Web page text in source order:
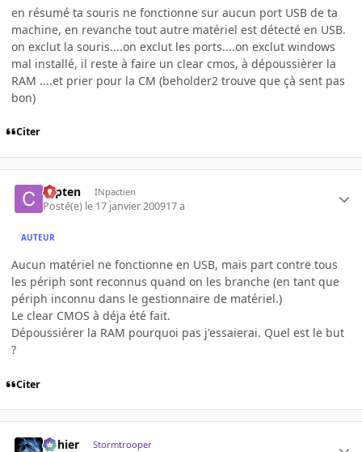
en résumé ta souris ne fonctionne sur aucun port USB de ta
machine, en revanche tout autre matériel est détecté en USB.
on exclut la souris....on exclut les ports....on exclut windows
mal installé, il reste à faire un clear cmos, à dépoussièrer la
RAM ....et prier pour la CM (beholder2 trouve que çà sent pas
bon)
Citer
capten INpactien
Posté(e) le 17 janvier 200917 a
AUTEUR
Aucun matériel ne fonctionne en USB, mais part contre tous
les périph sont reconnus quand on les branche (en tant que
périph inconnu dans le gestionnaire de matériel.)
Le clear CMOS à déja été fait.
Dépoussiérer la RAM pourquoi pas j'essaierai. Quel est le but
?
Citer
dohier Stormtrooper